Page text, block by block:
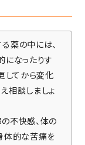
薬の中には、
になったりす
してから変化
相談しましょ
不快感、体の
体的な苦痛を